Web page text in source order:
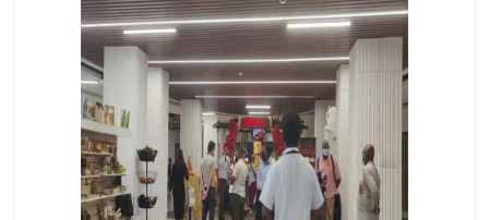
GRG造型 GRC厂家
GRG吊顶 GRG材料生产厂家
UHPC幕墙板 GRC树池坐凳
UHPC树池坐凳